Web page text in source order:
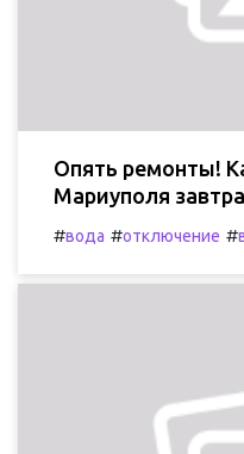
Опять ремонты!
Мариуполя
#вода #отключение #